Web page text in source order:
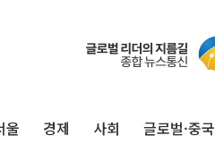
울 경제 사회 글로벌·중국